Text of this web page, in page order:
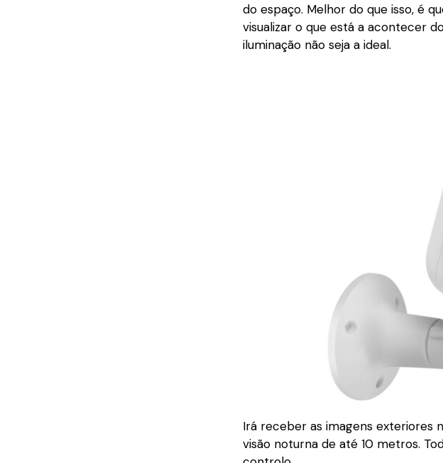
do espaço. Melhor do que isso, é
visualizar o que está a acontecer
iluminação não seja a ideal.
Irá receber as imagens exteriores
visão noturna de até 10 metros.